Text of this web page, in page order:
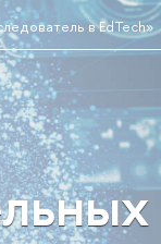
в EdTech»